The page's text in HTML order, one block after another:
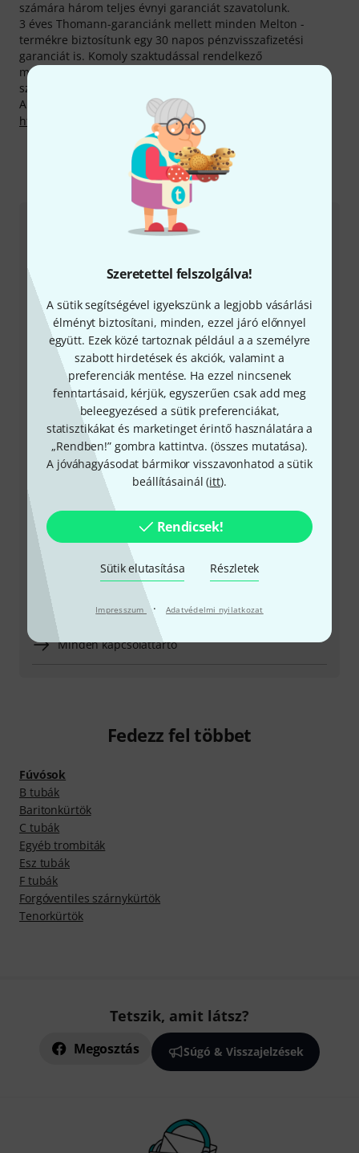
Szeretettel felszolgálva!
A sütik segítségével igyekszünk a legjobb vásárlási
élményt biztosítani, minden, ezzel járó előnnyel
együtt. Ezek közé tartoznak például a a személyre
szabott hirdetések és akciók, valamint a
preferenciák mentése. Ha ezzel nincsenek
fenntartásaid, kérjük, egyszerűen csak add meg
beleegyezésed a sütik preferenciákat,
statisztikákat és marketinget érintő használatára a
„Rendben!” gombra kattintva. (összes mutatása).
A jóváhagyásodat bármikor visszavonhatod a sütik
beállításainál (itt).
Rendicsek!
Sütik elutasítása Részletek
Impresszum · Adatvédelmi nyilatkozat
számára három teljes évnyi garanciát szavatolunk.
3 éves Thomann-garanciánk mellett minden Melton -
termékre biztosítunk egy 30 napos pénzvisszafizetési
garanciát is. Komoly szaktudással rendelkező
munkatársaink ezen felül telephelyünkön további
szolgáltatásokat is készek nyújtani.
A gyártóval kapcsolatban itt találsz bővebb tájékoztatást:
http://www.melton.de
Így érhetsz el minket
Ügyfélszolgálat - Magyarország
+49-9546-9223-531
Ügyfélszolgálatunk minden kérdés és észrevétel esetén
örömmel áll rendelkezésedre
Készítsd elő ügyfélszámodat
Nyitvatartási idő (CEST - Közép-európai
nyári időszámítás)
Visszahívást kérek
Még több elérhetőség
Termék visszaküldése
Minden kapcsolattartó
Fedezz fel többet
Fúvósok
B tubák
Baritonkürtök
C tubák
Egyéb trombiták
Esz tubák
F tubák
Forgóventiles szárnykürtök
Tenorkürtök
Tetszik, amit látsz?
Megosztás Súgó & Visszajelzések